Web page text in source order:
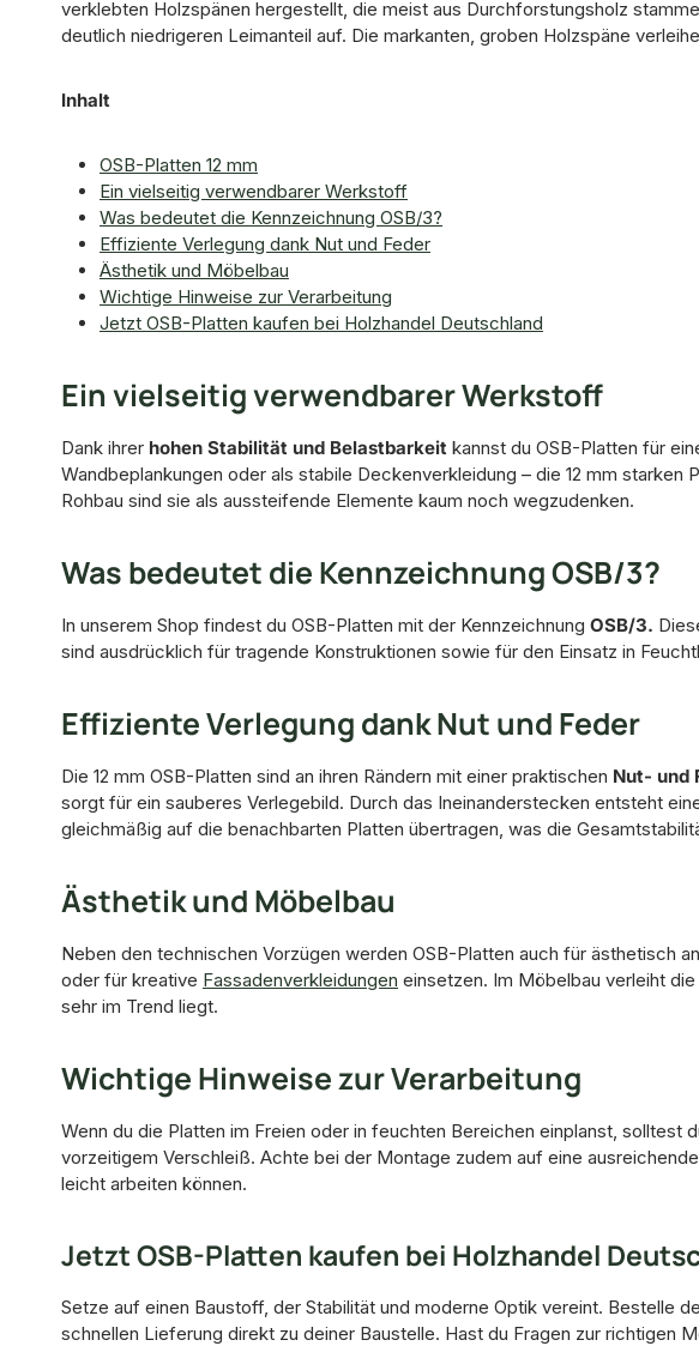
verklebten Holzspänen hergestellt, die meist aus Durchforstungsholz
deutlich niedrigeren Leimanteil auf. Die markanten, groben Holzspäne
Inhalt
OSB-Platten 12 mm
Ein vielseitig verwendbarer Werkstoff
Was bedeutet die Kennzeichnung OSB/3?
Effiziente Verlegung dank Nut und Feder
Ästhetik und Möbelbau
Wichtige Hinweise zur Verarbeitung
Jetzt OSB-Platten kaufen bei Holzhandel Deutschland
Ein vielseitig verwendbarer Werkstoff
Dank ihrer hohen Stabilität und Belastbarkeit kannst du OSB-Platten für
Wandbeplankungen oder als stabile Deckenverkleidung – die 12 mm
Rohbau sind sie als aussteifende Elemente kaum noch wegzudenken.
Was bedeutet die Kennzeichnung OSB/3?
In unserem Shop findest du OSB-Platten mit der Kennzeichnung OSB/3.
sind ausdrücklich für tragende Konstruktionen sowie für den Einsatz in
Effiziente Verlegung dank Nut und Feder
Die 12 mm OSB-Platten sind an ihren Rändern mit einer praktischen Nut- und
sorgt für ein sauberes Verlegebild. Durch das Ineinanderstecken entsteht
gleichmäßig auf die benachbarten Platten übertragen, was die
Ästhetik und Möbelbau
Neben den technischen Vorzügen werden OSB-Platten auch für ästhetisch
oder für kreative Fassadenverkleidungen einsetzen. Im Möbelbau verleiht
sehr im Trend liegt.
Wichtige Hinweise zur Verarbeitung
Wenn du die Platten im Freien oder in feuchten Bereichen einplanst,
vorzeitigem Verschleiß. Achte bei der Montage zudem auf eine
leicht arbeiten können.
Jetzt OSB-Platten kaufen bei Holzhandel
Setze auf einen Baustoff, der Stabilität und moderne Optik vereint. Bestelle
schnellen Lieferung direkt zu deiner Baustelle. Hast du Fragen zur richtigen